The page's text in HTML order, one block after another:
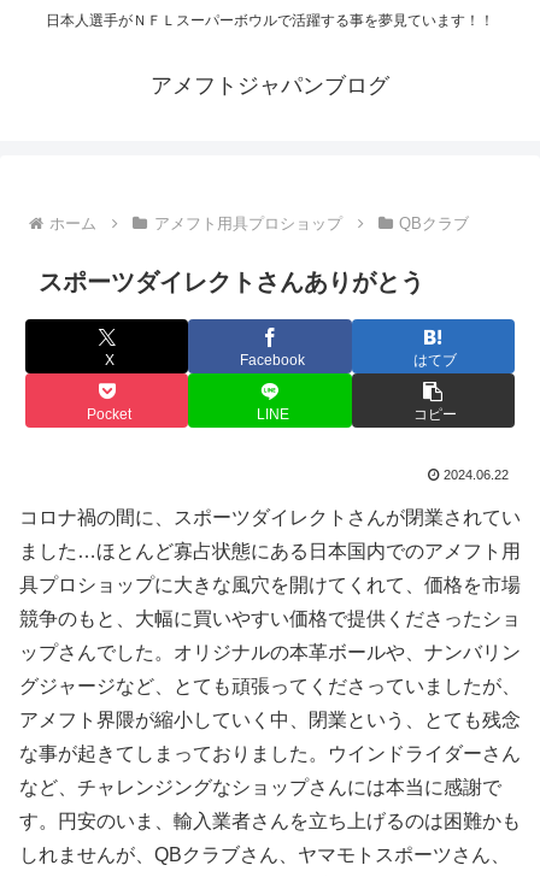
日本人選手がＮＦＬスーパーボウルで活躍する事を夢見ています！！
アメフトジャパンブログ
ホーム アメフト用具プロショップ QBクラブ
スポーツダイレクトさんありがとう
X Facebook はてブ
Pocket LINE コピー
2024.06.22
コロナ禍の間に、スポーツダイレクトさんが閉業されてい
ました…ほとんど寡占状態にある日本国内でのアメフト用
具プロショップに大きな風穴を開けてくれて、価格を市場
競争のもと、大幅に買いやすい価格で提供くださったショ
ップさんでした。オリジナルの本革ボールや、ナンバリン
グジャージなど、とても頑張ってくださっていましたが、
アメフト界隈が縮小していく中、閉業という、とても残念
な事が起きてしまっておりました。ウインドライダーさん
など、チャレンジングなショップさんには本当に感謝で
す。円安のいま、輸入業者さんを立ち上げるのは困難かも
しれませんが、QBクラブさん、ヤマモトスポーツさん、